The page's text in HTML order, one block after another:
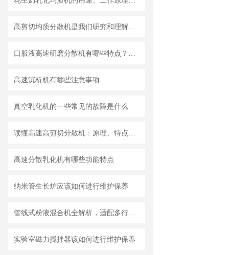
高速沉析机有哪些注意事项
真空乳化机的一些常见的故障是什么
高速分散乳化机有哪些功能特点
纳米管生长炉应该如何进行维护保养
实验室磁力搅拌器该如何进行维护保养